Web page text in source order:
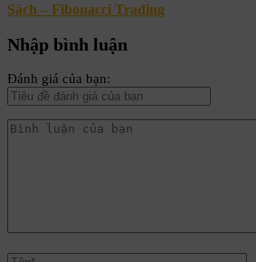
Sách – Fibonacci Trading
Nhập bình luận
Đánh giá của bạn: